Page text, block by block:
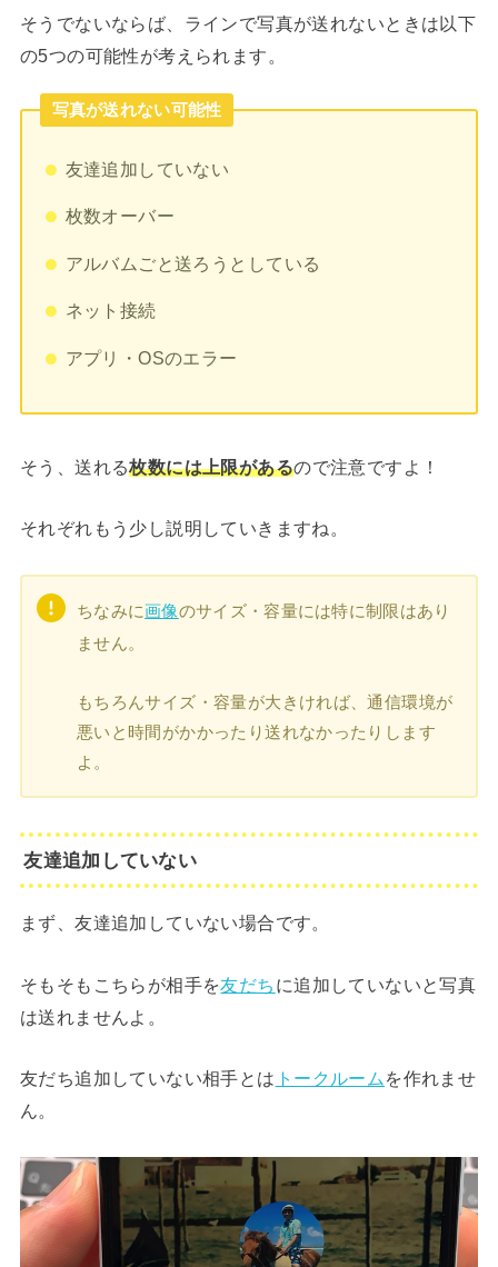
そうでないならば、ラインで写真が送れないときは以下
の5つの可能性が考えられます。
写真が送れない可能性
友達追加していない
枚数オーバー
アルバムごと送ろうとしている
ネット接続
アプリ・OSのエラー
そう、送れる枚数には上限があるので注意ですよ！
それぞれもう少し説明していきますね。
ちなみに画像のサイズ・容量には特に制限はあり
ません。
もちろんサイズ・容量が大きければ、通信環境が
悪いと時間がかかったり送れなかったりします
よ。
友達追加していない
まず、友達追加していない場合です。
そもそもこちらが相手を友だち に追加していないと写真
は送れませんよ。
友だち追加していない相手とは トークルーム を作れませ
ん。